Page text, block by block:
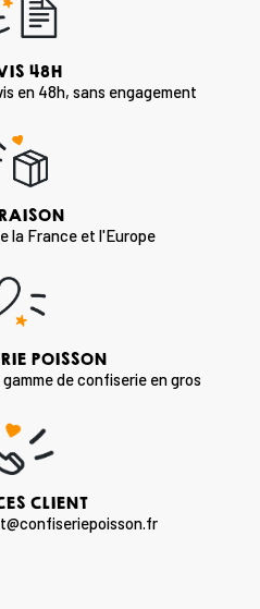
48H
en 48h, sans engagement
la France et l'Europe
POISSON
de confiserie en gros
CLIENT